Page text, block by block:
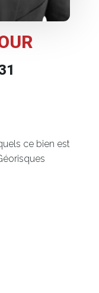
ce bien est